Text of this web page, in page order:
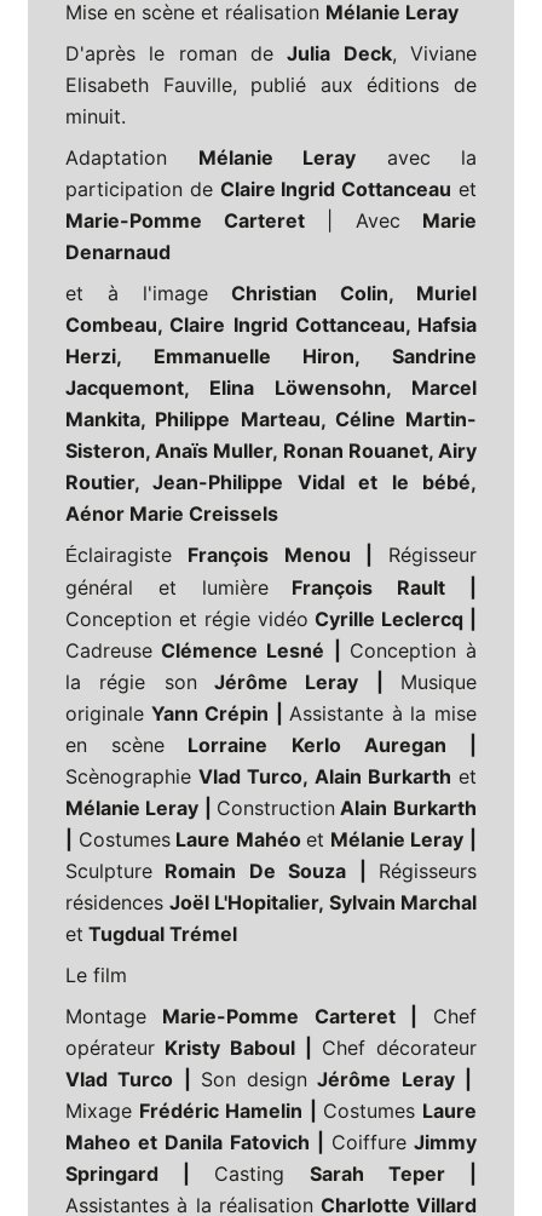
Mise en scène et réalisation Mélanie Leray
D'après le roman deJulia Deck, Viviane
Elisabeth Fauville, publié aux éditions de
minuit.
Adaptation Mélanie Leray avec la
participation de Claire Ingrid Cottanceau et
Marie-Pomme Carteret| Avec Marie
Denarnaud
et à l'image Christian Colin, Muriel
Combeau, Claire Ingrid Cottanceau, Hafsia
Herzi, Emmanuelle Hiron, Sandrine
Jacquemont, Elina Löwensohn, Marcel
Mankita, Philippe Marteau, Céline Martin-
Sisteron, Anaïs Muller, Ronan Rouanet, Airy
Routier, Jean-Philippe Vidal et le bébé,
Aénor Marie Creissels
Éclairagiste François Menou | Régisseur
général et lumièreFrançois Rault |
Conception et régie vidéo Cyrille Leclercq |
Cadreuse Clémence Lesné | Conception à
la régie sonJérôme Leray | Musique
originale Yann Crépin |Assistante à la mise
en scène Lorraine Kerlo Auregan |
Scènographie Vlad Turco, Alain Burkarth et
Mélanie Leray | Construction Alain Burkarth
CostumesLaure Mahéoet Mélanie Leray |
Sculpture Romain De Souza | Régisseurs
résidences Joël L'Hopitalier, Sylvain Marchal
et Tugdual Trémel
Le film
Montage Marie-Pomme Carteret | Chef
opérateur Kristy Baboul | Chef décorateur
Vlad Turco | Son design Jérôme Leray |
Mixage Frédéric Hamelin | Costumes Laure
Maheo et Danila Fatovich | Coiffure Jimmy
Springard | Casting Sarah Teper |
Assistantes à la réalisation Charlotte Villard